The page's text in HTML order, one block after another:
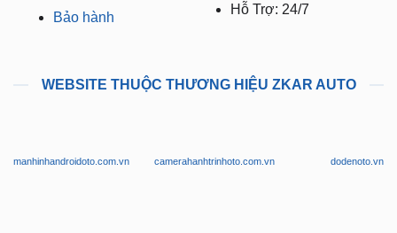
Bảo hành
Hỗ Trợ: 24/7
WEBSITE THUỘC THƯƠNG HIỆU ZKAR AUTO
manhinhandroidoto.com.vn camerahanhtrinhoto.com.vn dodenoto.vn